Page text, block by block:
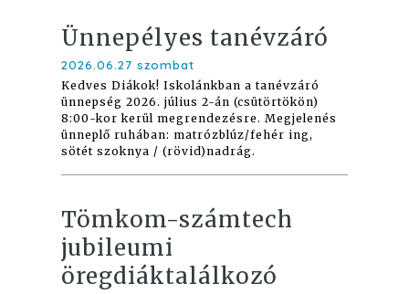
Ünnepélyes tanévzáró
2026.06.27 szombat
Kedves Diákok! Iskolánkban a tanévzáró
ünnepség 2026. július 2-án (csütörtökön)
8:00-kor kerül megrendezésre. Megjelenés
ünneplő ruhában: matrózblúz/fehér ing,
sötét szoknya / (rövid)nadrág.
Tömkom-számtech
jubileumi
öregdiáktalálkozó